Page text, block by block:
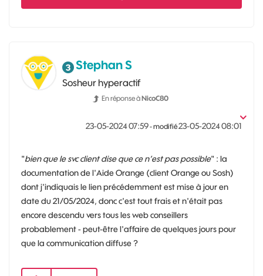
Stephan S
Sosheur hyperactif
En réponse àNicoC80
‎23-05-202407:59- modifié‎23-05-202408:01
"bien que le svc client dise que ce n’est pas possible" : la
documentation de l'Aide Orange (client Orange ou Sosh)
dont j'indiquais le lien précédemment est mise à jour en
date du 21/05/2024, donc c'est tout frais et n'était pas
encore descendu vers tous les web conseillers
probablement - peut-être l'affaire de quelques jours pour
que la communication diffuse ?